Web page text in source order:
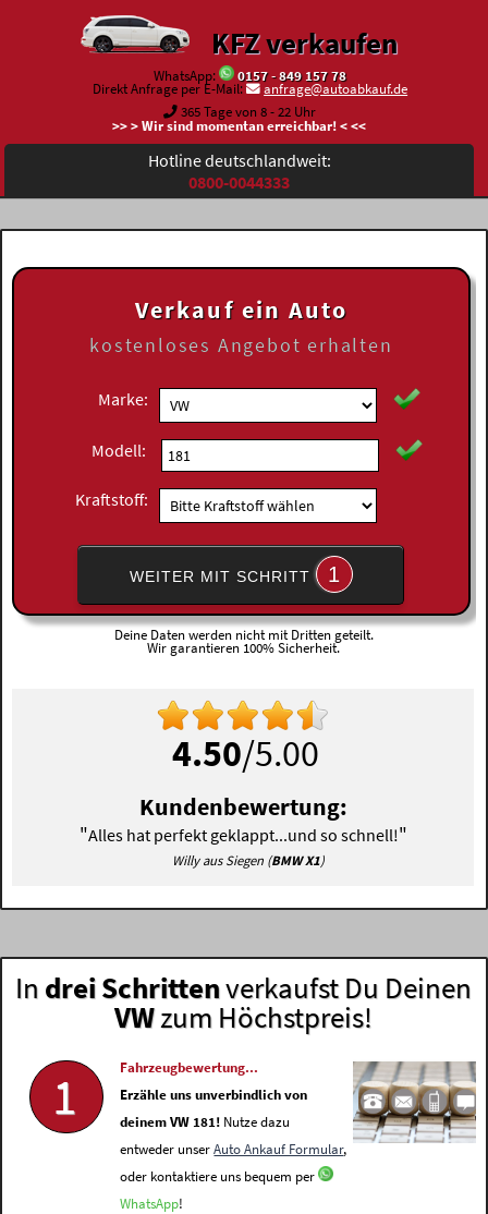
KFZ verkaufen
WhatsApp:
0157 - 849 157 78
Direkt Anfrage per E-Mail:
anfrage@autoabkauf.de
365 Tage von 8 - 22 Uhr
>> > Wir sind momentan erreichbar! < <<
Hotline deutschlandweit:
0800-0044333
Verkauf ein Auto
kostenloses Angebot erhalten
Marke:
Modell:
Kraftstoff:
WEITER MIT SCHRITT 1
Deine Daten werden nicht mit Dritten geteilt.
Wir garantieren 100% Sicherheit.
4.50/5.00
Kundenbewertung:
"Alles hat perfekt geklappt...und so schnell!"
Willy aus Siegen (BMW X1)
In drei Schrittenverkaufst Du Deinen
VWzum Höchstpreis!
1
Fahrzeugbewertung...
Erzähle uns unverbindlich von
deinem VW 181! Nutze dazu
entweder unserAuto Ankauf Formular,
oder kontaktiere uns bequem per
WhatsApp!